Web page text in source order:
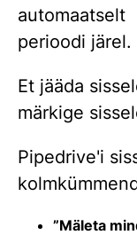
perioodi järel.
Et jääda
märkige
Pipedrive'i
”Mäleta